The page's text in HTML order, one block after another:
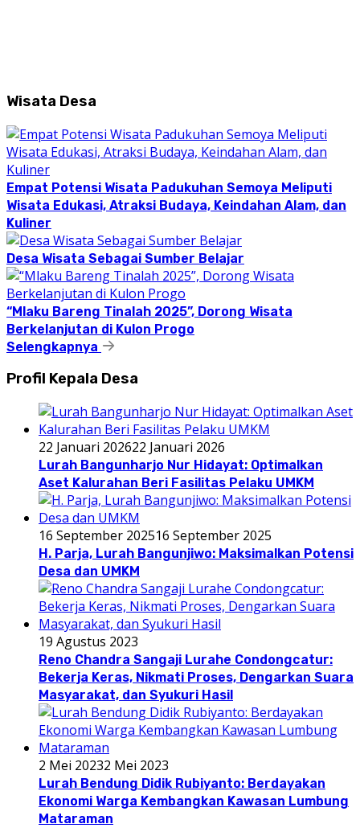
Wisata Desa
Empat Potensi Wisata Padukuhan Semoya Meliputi
Wisata Edukasi, Atraksi Budaya, Keindahan Alam, dan
Kuliner
Desa Wisata Sebagai Sumber Belajar
“Mlaku Bareng Tinalah 2025”, Dorong Wisata
Berkelanjutan di Kulon Progo
Selengkapnya
Profil Kepala Desa
22 Januari 202622 Januari 2026
Lurah Bangunharjo Nur Hidayat: Optimalkan
Aset Kalurahan Beri Fasilitas Pelaku UMKM
16 September 202516 September 2025
H. Parja, Lurah Bangunjiwo: Maksimalkan Potensi
Desa dan UMKM
19 Agustus 2023
Reno Chandra Sangaji Lurahe Condongcatur:
Bekerja Keras, Nikmati Proses, Dengarkan Suara
Masyarakat, dan Syukuri Hasil
2 Mei 20232 Mei 2023
Lurah Bendung Didik Rubiyanto: Berdayakan
Ekonomi Warga Kembangkan Kawasan Lumbung
Mataraman